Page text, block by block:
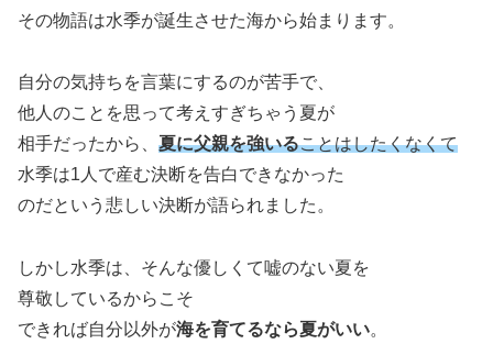
その物語は水季が誕生させた海から始まります。
自分の気持ちを言葉にするのが苦手で、
他人のことを思って考えすぎちゃう夏が
相手だったから、 夏に父親を強いることはしたくなくて
水季は1人で産む決断を告白できなかった
のだという悲しい決断が語られました。
しかし水季は、そんな優しくて嘘のない夏を
尊敬しているからこそ
できれば自分以外が海を育てるなら夏がいい。